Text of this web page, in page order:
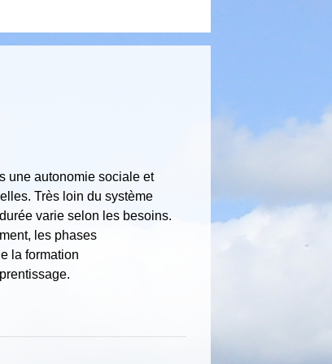
une autonomie sociale et
Très loin du système
varie selon les besoins.
les phases
la formation